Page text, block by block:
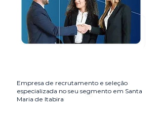
Empresa de recrutamento e seleção
especializada no seu segmento em Santa
Maria de Itabira